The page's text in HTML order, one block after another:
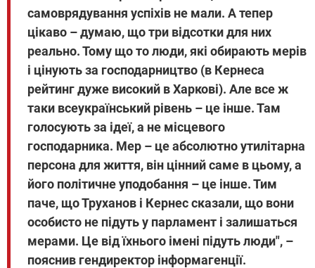
самоврядування успіхів не мали. А тепер
цікаво – думаю, що три відсотки для них
реально. Тому що то люди, які обирають мерів
і цінують за господарництво (в Кернеса
рейтинг дуже високий в Харкові). Але все ж
таки всеукраїнський рівень – це інше. Там
голосують за ідеї, а не місцевого
господарника. Мер – це абсолютно утилітарна
персона для життя, він цінний саме в цьому, а
його політичне уподобання – це інше. Тим
паче, що Труханов і Кернес сказали, що вони
особисто не підуть у парламент і залишаться
мерами. Це від їхнього імені підуть люди", –
пояснив гендиректор інформагенції.